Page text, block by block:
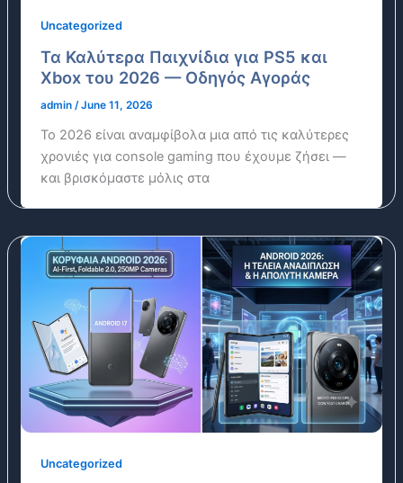
Uncategorized
Τα Καλύτερα Παιχνίδια για PS5 και
Xbox του 2026 — Οδηγός Αγοράς
admin /June 11, 2026
Το 2026 είναι αναμφίβολα μια από τις καλύτερες
χρονιές για console gaming που έχουμε ζήσει —
και βρισκόμαστε μόλις στα
Uncategorized